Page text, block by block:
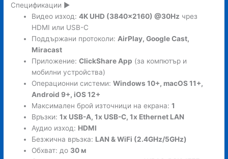
Спецификации ►
Видео изход:4K UHD (3840×2160) @30Hz чрез
HDMI или USB-C
Поддържани протоколи: AirPlay, Google Cast,
Miracast
Приложение:ClickShare App (за компютър и
мобилни устройства)
Операционни системи:Windows 10+, macOS 11+,
Android 9+, iOS 12+
Максимален брой източници на екрана:1
Връзки:1x USB-A, 1x USB-C, 1x Ethernet LAN
Аудио изход: HDMI
Безжична връзка: LAN & WiFi (2.4GHz/5GHz)
Обхват: до 30 м